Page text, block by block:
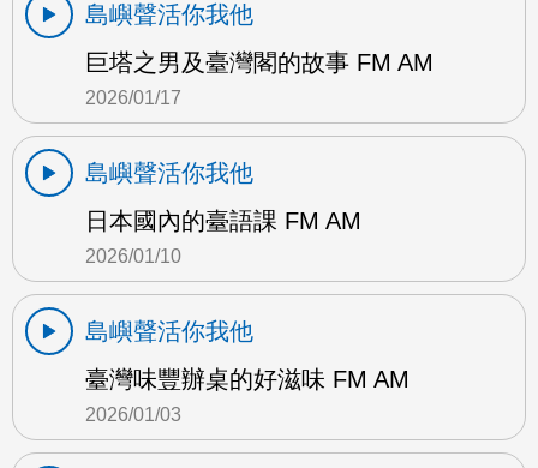
島嶼聲活你我他
巨塔之男及臺灣閣的故事 FM AM
2026/01/17
島嶼聲活你我他
日本國內的臺語課 FM AM
2026/01/10
島嶼聲活你我他
臺灣味豐辦桌的好滋味 FM AM
2026/01/03